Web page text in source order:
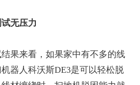
无压力
果来看，如果家中有不多的线
器人科沃斯DE3是可以轻松脱